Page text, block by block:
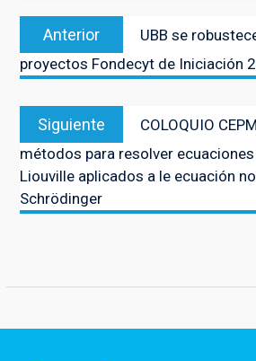
Navegación
entradas
Anterior
anterior:
UBB se
proyectos Fondecyt de Iniciación
Siguiente
siguiente:
COLOQUIO
métodos para resolver
Liouville aplicados a le ecuación
Schrödinger